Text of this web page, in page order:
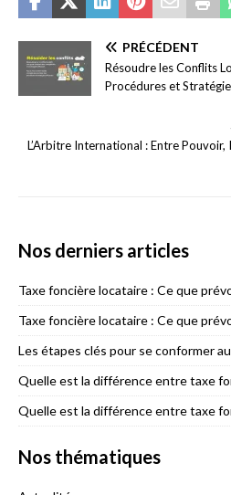
PRÉCÉDENT
Résoudre les Conflits
Procédures et
L’Arbitre International : Entre Pouvoir,
Nos derniers articles
Taxe foncière locataire : Ce que
Taxe foncière locataire : Ce que
Les étapes clés pour se conformer
Quelle est la différence entre taxe
Quelle est la différence entre taxe
Nos thématiques